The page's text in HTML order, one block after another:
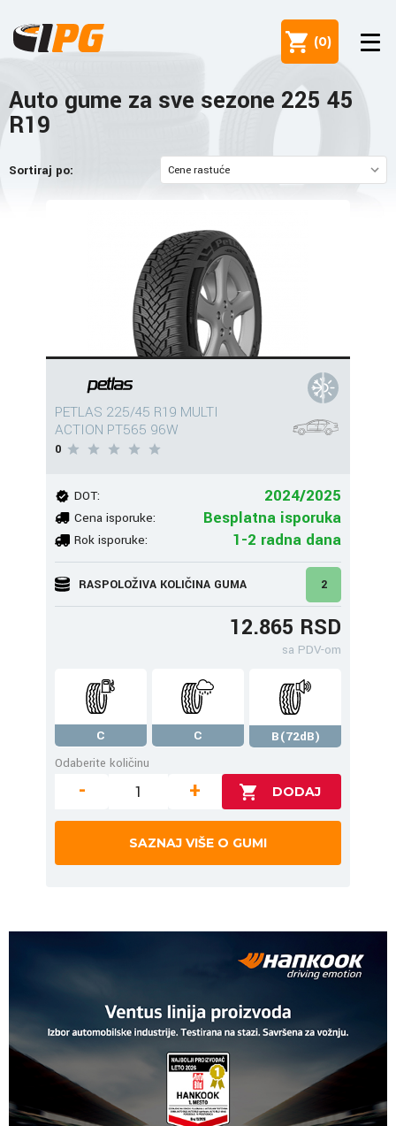
(0)
Auto gume za sve sezone 225 45
R19
Sortiraj po:
PETLAS 225/45 R19 MULTI
ACTION PT565 96W
0
DOT: 2024/2025
Cena isporuke: Besplatna isporuka
Rok isporuke: 1-2 radna dana
RASPOLOŽIVA KOLIČINA GUMA 2
12.865 RSD
sa PDV-om
C C
B(72dB)
Odaberite količinu
- +
SAZNAJ VIŠE O GUMI